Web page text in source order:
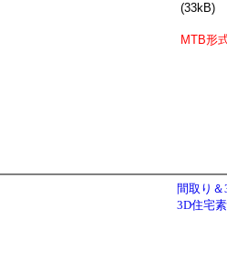
(33kB)
MTB形
間取り
3D住宅